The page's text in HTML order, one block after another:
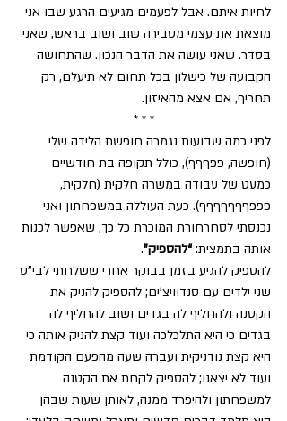
לחיות איתם. אבל לפעמים מגיעים הרגע שבו אני
מוצאת את עצמי מסבירה שוב ושוב בראש, שאני
בסדר. שאני עושה את הדבר הנכון. שהתחושה
הקבועה של כישלון בכל תחום לא תיעלם, רק
תחריף, אם אצא מהאיזון.
* * *
לפני כמה שבועות נגמרה חופשת הלידה שלי
(חופשה, פפףףף), כולל תקופה בת חודשיים
כמעט של עבודה במשרה חלקית (חלקית,
פפפףףףףףףף). כעת העוללה במשפחתון ואני
נכנסתי לסחרחורת המוכרת כל כך, שאפשר לכנות
אותה בתמצית: “להספיק”.
להספיק להגיע בזמן בבוקר אחרי ששלחתי לבי”ס
שני ילדים עם סנדוויצ’ים; להספיק להניק את
הקטנה ולהחליף לה בגדים ושוב להחליף לה
בגדים כי היא התלכלכה ועוד קצת להניק אותה כי
היא קצת נודניקית ועברה שעה מהפעם הקודמת
ועוד לא יצאנו; להספיק לקחת את הקטנה
למשפחתון ולהיפרד ממנה, לאותן שעות שבהן